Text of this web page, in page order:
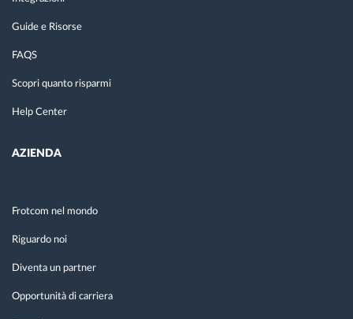
Guide e Risorse
FAQS
Scopri quanto risparmi
Help Center
AZIENDA
Frotcom nel mondo
Riguardo noi
Diventa un partner
Opportunità di carriera